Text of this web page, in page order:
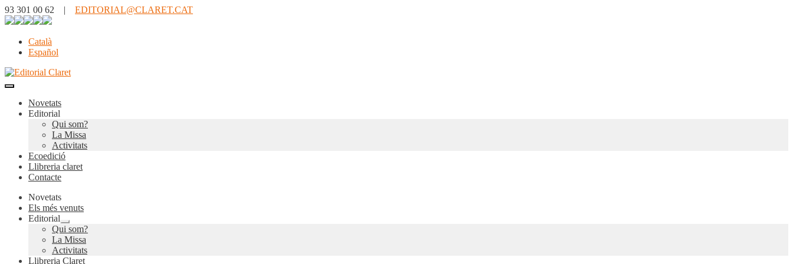
93 301 00 62 | EDITORIAL@CLARET.CAT
Català
Español
Novetats
Editorial
Qui som?
La Missa
Activitats
Ecoedició
Llibreria claret
Contacte
Novetats
Els més venuts
Editorial
Expandeix
el
menú
secundari
Qui som?
La Missa
Activitats
Llibreria Claret